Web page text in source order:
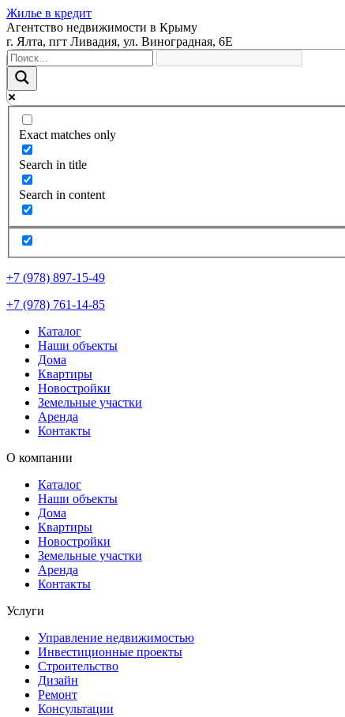
Жилье в кредит
Агентство недвижимости в Крыму
г. Ялта, пгт Ливадия, ул. Виноградная, 6Е
Exact matches only
Search in title
Search in content
+7 (978) 897-15-49
+7 (978) 761-14-85
Каталог
Наши объекты
Дома
Квартиры
Новостройки
Земельные участки
Аренда
Контакты
О компании
Каталог
Наши объекты
Дома
Квартиры
Новостройки
Земельные участки
Аренда
Контакты
Услуги
Управление недвижимостью
Инвестиционные проекты
Строительство
Дизайн
Ремонт
Консультации